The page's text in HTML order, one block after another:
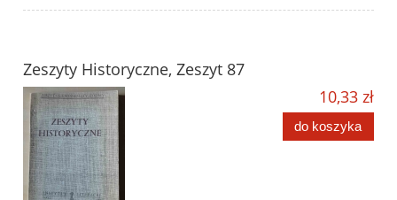
Zeszyty Historyczne, Zeszyt 87
10,33 zł
do koszyka